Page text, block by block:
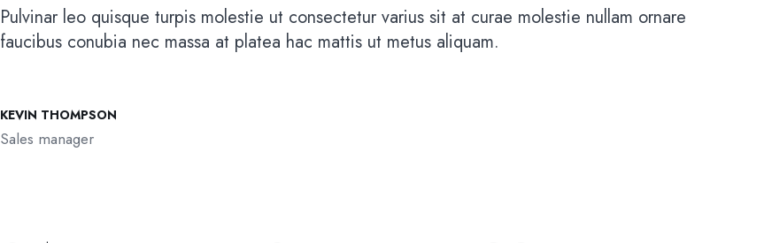
Pulvinar leo quisque turpis molestie ut consectetur varius sit at curae molestie nullam ornare
faucibus conubia nec massa at platea hac mattis ut metus aliquam.
KEVIN THOMPSON
Sales manager